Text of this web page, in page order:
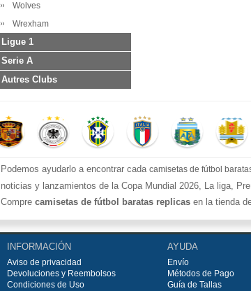
Wolves
Wrexham
Ligue 1
Serie A
Autres Clubs
Podemos ayudarlo a encontrar cada camisetas de fútbol
noticias y lanzamientos de la Copa Mundial 2026, La liga,
Compre camisetas de fútbol baratas replicas en la tienda
europeos e internacionales, todo a los precios más bajos!
Compre nuestra gran selección decamisetas de fútbol,
rápido y envío gratuito en pedidos superiores a €99.
INFORMACIÓN
Aviso de privacidad
Devoluciones y Reembolsos
Condiciones de Uso
AYUDA
Envío
Métodos de Pago
Guía de Tallas